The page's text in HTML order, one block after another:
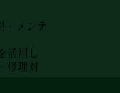
・メンテ
活用し
修理対